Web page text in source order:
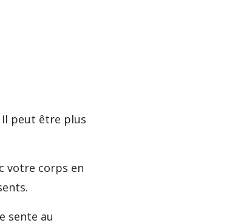
peut être plus
votre corps en
sente au